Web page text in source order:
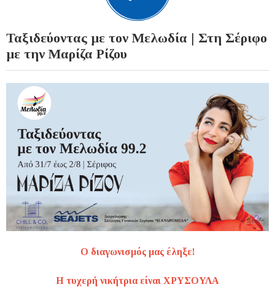
Ταξιδεύοντας με τον Μελωδία | Στη Σέριφο
με την Μαρίζα Ρίζου
Ο διαγωνισμός μας έληξε!
Η τυχερή νικήτρια είναι ΧΡΥΣΟΥΛΑ